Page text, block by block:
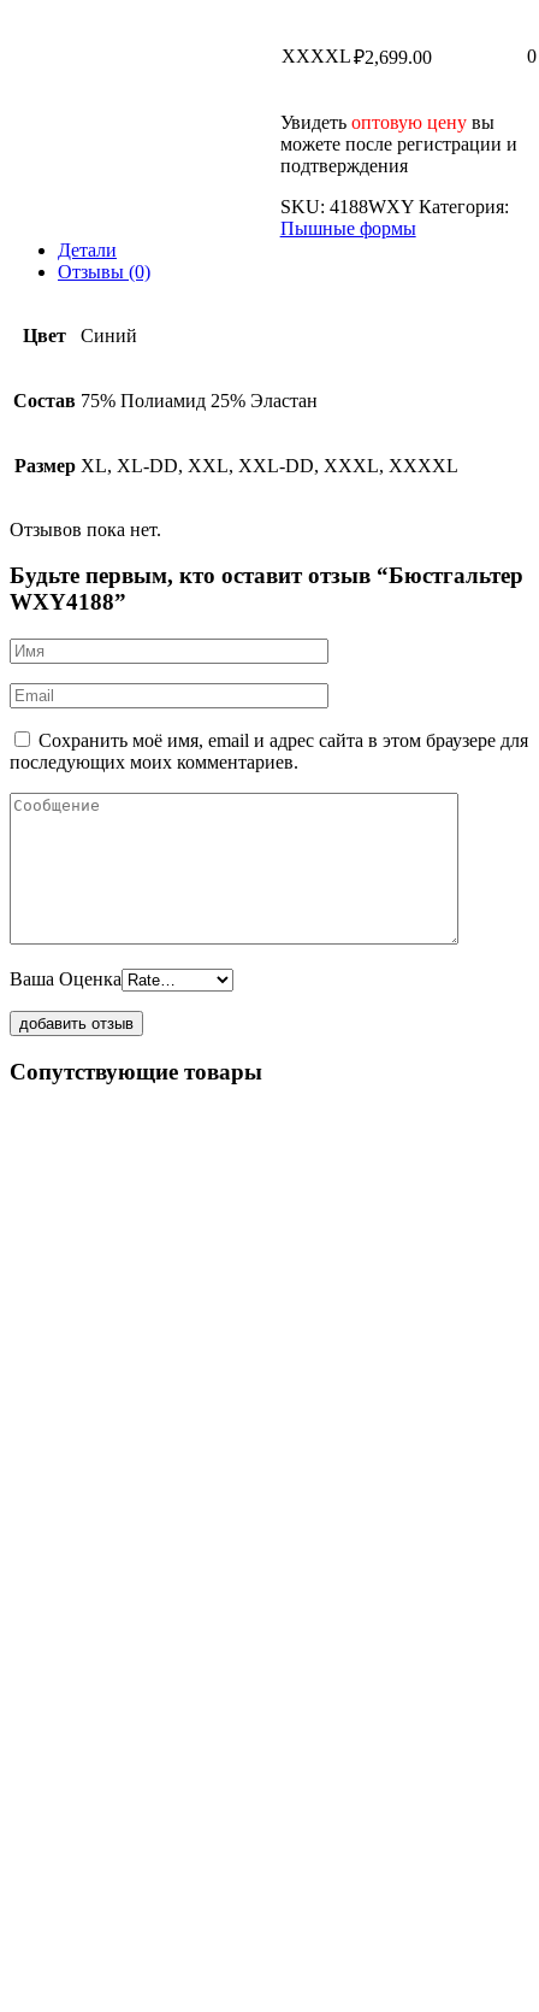
XXXXL₽2,699.00 0
Увидеть оптовую ценувы
можете после регистрации и
подтверждения
SKU: 4188WXY Категория:
Пышные формы
Детали
Отзывы (0)
Цвет Синий
Состав 75% Полиамид 25% Эластан
Размер XL, XL-DD, XXL, XXL-DD, XXXL, XXXXL
Отзывов пока нет.
Будьте первым, кто оставит отзыв “Бюстгальтер
WXY4188”
Сохранить моё имя, email и адрес сайта в этом браузере для
последующих моих комментариев.
Ваша Оценка
Сопутствующие товары